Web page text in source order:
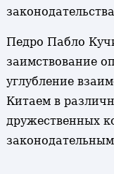
Педро Пабло
заимствование
углубление
Китаем в
дружественных